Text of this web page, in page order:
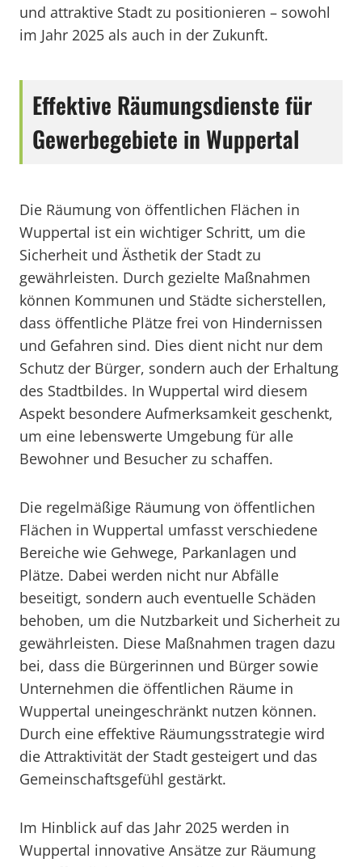
und attraktive Stadt zu positionieren – sowohl
im Jahr 2025 als auch in der Zukunft.
Effektive Räumungsdienste für
Gewerbegebiete in Wuppertal
Die Räumung von öffentlichen Flächen in
Wuppertal ist ein wichtiger Schritt, um die
Sicherheit und Ästhetik der Stadt zu
gewährleisten. Durch gezielte Maßnahmen
können Kommunen und Städte sicherstellen,
dass öffentliche Plätze frei von Hindernissen
und Gefahren sind. Dies dient nicht nur dem
Schutz der Bürger, sondern auch der Erhaltung
des Stadtbildes. In Wuppertal wird diesem
Aspekt besondere Aufmerksamkeit geschenkt,
um eine lebenswerte Umgebung für alle
Bewohner und Besucher zu schaffen.
Die regelmäßige Räumung von öffentlichen
Flächen in Wuppertal umfasst verschiedene
Bereiche wie Gehwege, Parkanlagen und
Plätze. Dabei werden nicht nur Abfälle
beseitigt, sondern auch eventuelle Schäden
behoben, um die Nutzbarkeit und Sicherheit zu
gewährleisten. Diese Maßnahmen tragen dazu
bei, dass die Bürgerinnen und Bürger sowie
Unternehmen die öffentlichen Räume in
Wuppertal uneingeschränkt nutzen können.
Durch eine effektive Räumungsstrategie wird
die Attraktivität der Stadt gesteigert und das
Gemeinschaftsgefühl gestärkt.
Im Hinblick auf das Jahr 2025 werden in
Wuppertal innovative Ansätze zur Räumung